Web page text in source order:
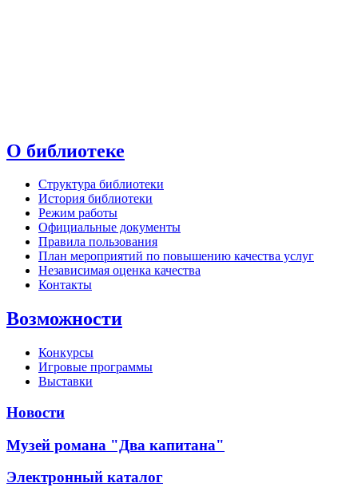
О библиотеке
Структура библиотеки
История библиотеки
Режим работы
Официальные документы
Правила пользования
План мероприятий по повышению качества услуг
Независимая оценка качества
Контакты
Возможности
Конкурсы
Игровые программы
Выставки
Новости
Музей романа "Два капитана"
Электронный каталог